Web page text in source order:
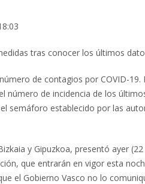
tras conocer los últimos
de contagios por COVID-
número de incidencia de los
semáforo establecido por las
y Gipuzkoa, presentó ayer
que entrarán en vigor esta
el Gobierno Vasco no lo